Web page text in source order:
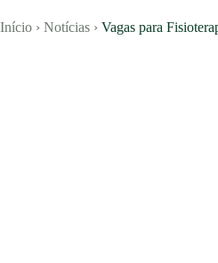
Início › Notícias › Vagas para